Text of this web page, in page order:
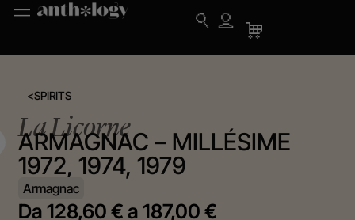
<SPIRITS
La Licorne
ARMAGNAC – MILLÉSIME
1972, 1974, 1979
Armagnac
Da 128,60 € a 187,00 €